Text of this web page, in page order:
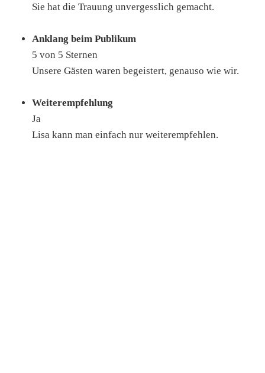
Sie hat die Trauung unvergesslich gemacht.
Anklang beim Publikum
5 von 5 Sternen
Unsere Gästen waren begeistert, genauso wie wir.
Weiterempfehlung
Ja
Lisa kann man einfach nur weiterempfehlen.